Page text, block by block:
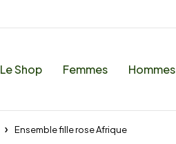
Le Shop Femmes Hommes
Ensemble fille rose Afrique